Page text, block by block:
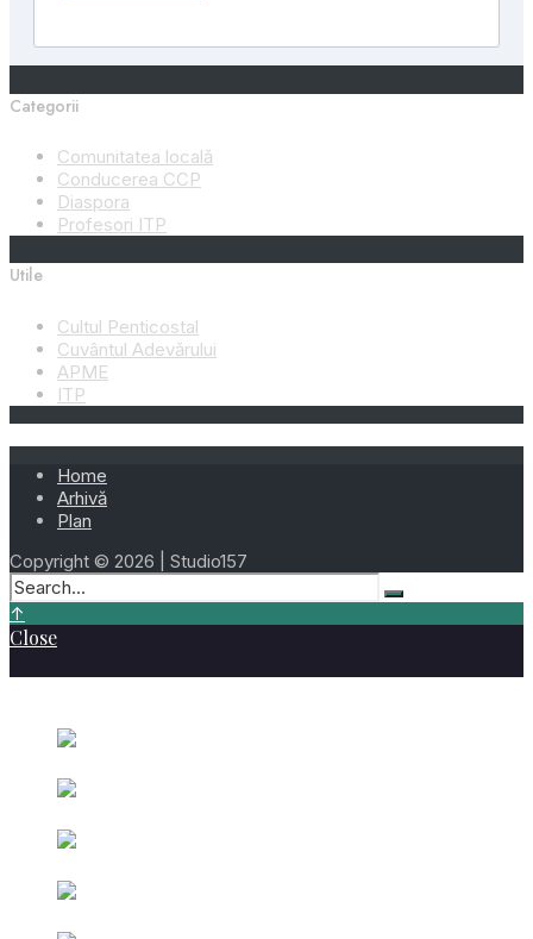
Categorii
Comunitatea locală
Conducerea CCP
Diaspora
Profesori ITP
Utile
Cultul Penticostal
Cuvântul Adevărului
APME
ITP
Home
Arhivă
Plan
Copyright © 2026 | Studio157
↑
Close